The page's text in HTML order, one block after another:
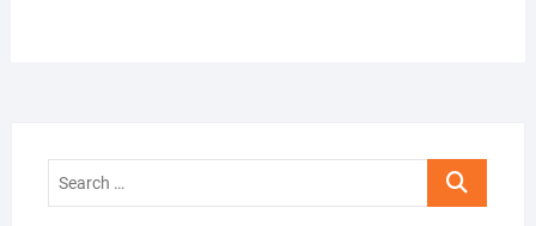
Search